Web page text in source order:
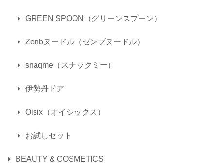
GREEN SPOON（グリーンスプーン）
Zenbヌードル（ゼンブヌードル）
snaqme（スナックミー）
伊勢丹ドア
Oisix（オイシックス）
お試しセット
BEAUTY & COSMETICS